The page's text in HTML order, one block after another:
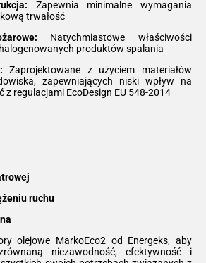
Zapewnia minimalne wymagania
trwałość
Natychmiastowe właściwości
produktów spalania
Zaprojektowane z użyciem materiałów
zapewniających niski wpływ na
z regulacjami EcoDesign EU 548-2014
ruchu
olejowe MarkoEco2 od Energeks, aby
niezawodność, efektywność i